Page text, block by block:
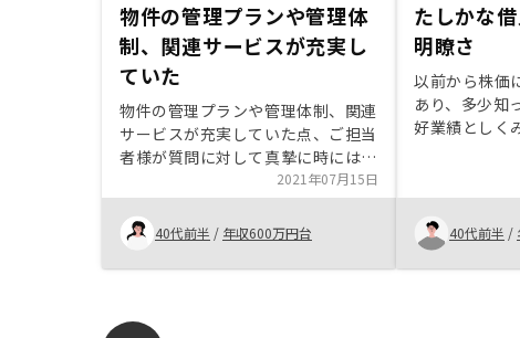
物件の管理プランや管理体
制、関連サービスが充実し
ていた
物件の管理プランや管理体制、関連
サービスが充実していた点、ご担当
者様が質問に対して真摯に時には調
査をなさってご回答いただいたご姿
勢など素晴らしかったです。
2021年07月15日
40代前半 / 年収600万円台
たしかな
明瞭さ
以前から株価
あり、多少知
好業績としく
ングが重な
ました。 必
ていたタイミ
の容易さ、シ
り、今回の購
40代前半 /